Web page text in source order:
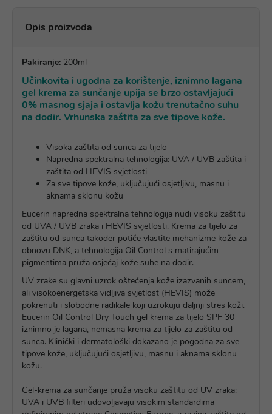
Opis proizvoda
Pakiranje: 200ml
Učinkovita i ugodna za korištenje, iznimno lagana
gel krema za sunčanje upija se brzo ostavljajući
0% masnog sjaja i ostavlja kožu trenutačno suhu
na dodir. Vrhunska zaštita za sve tipove kože.
Visoka zaštita od sunca za tijelo
Napredna spektralna tehnologija: UVA / UVB zaštita i
zaštita od HEVIS svjetlosti
Za sve tipove kože, uključujući osjetljivu, masnu i
aknama sklonu kožu
Eucerin napredna spektralna tehnologija nudi visoku zaštitu
od UVA / UVB zraka i HEVIS svjetlosti. Krema za tijelo za
zaštitu od sunca također potiče vlastite mehanizme kože za
obnovu DNK, a tehnologija Oil Control s matirajućim
pigmentima pruža osjećaj kože suhe na dodir.
UV zrake su glavni uzrok oštećenja kože izazvanih suncem,
ali visokoenergetska vidljiva svjetlost (HEVIS) može
pokrenuti i slobodne radikale koji uzrokuju daljnji stres koži.
Eucerin Oil Control Dry Touch gel krema za tijelo SPF 30
iznimno je lagana, nemasna krema za tijelo za zaštitu od
sunca. Klinički i dermatološki dokazano je pogodna za sve
tipove kože, uključujući osjetljivu, masnu i aknama sklonu
kožu.
Gel-krema za sunčanje pruža visoku zaštitu od UV zraka:
UVA i UVB filteri udovoljavaju visokim standardima